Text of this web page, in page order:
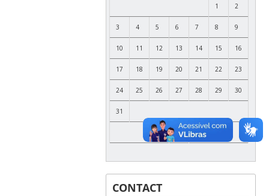
1 2
3 4 5 6 7 8 9
10 11 12 13 14 15 16
17 18 19 20 21 22 23
24 25 26 27 28 29 30
31
CONTACT